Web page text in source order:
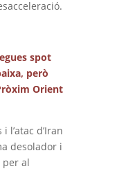
spot
però
Orient
l’atac d’Iran
desolador i
per al